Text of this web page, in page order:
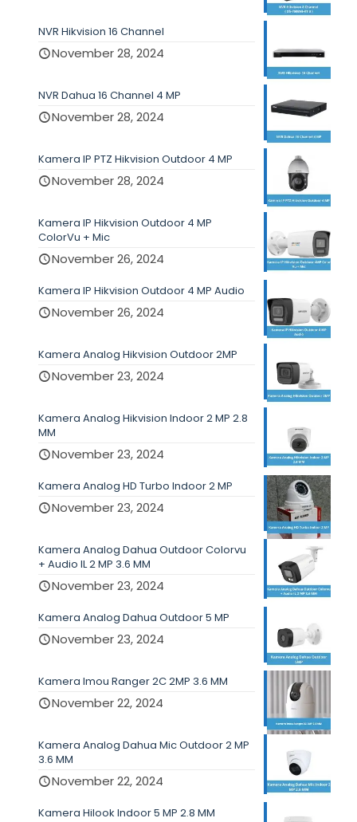
NVR Hikvision 16 Channel
November 28, 2024
NVR Dahua 16 Channel 4 MP
November 28, 2024
Kamera IP PTZ Hikvision Outdoor 4 MP
November 28, 2024
Kamera IP Hikvision Outdoor 4 MP
ColorVu + Mic
November 26, 2024
Kamera IP Hikvision Outdoor 4 MP Audio
November 26, 2024
Kamera Analog Hikvision Outdoor 2MP
November 23, 2024
Kamera Analog Hikvision Indoor 2 MP 2.8
MM
November 23, 2024
Kamera Analog HD Turbo Indoor 2 MP
November 23, 2024
Kamera Analog Dahua Outdoor Colorvu
+ Audio IL 2 MP 3.6 MM
November 23, 2024
Kamera Analog Dahua Outdoor 5 MP
November 23, 2024
Kamera Imou Ranger 2C 2MP 3.6 MM
November 22, 2024
Kamera Analog Dahua Mic Outdoor 2 MP
3.6 MM
November 22, 2024
Kamera Hilook Indoor 5 MP 2.8 MM